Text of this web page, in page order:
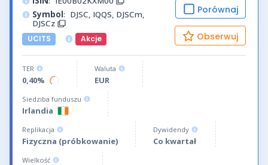
Symbol: DJSC, IQQS, DJSCm,
DJSCz
UCITS Akcje
Porównaj
Obserwuj
TER
0,40%
Waluta
EUR
Siedziba funduszu
Irlandia
Replikacja
Fizyczna (próbkowanie)
Dywidendy
Co kwartał
Wielkość